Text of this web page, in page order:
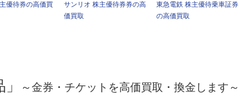
優待券の高価買
サンリオ 株主優待券券の高
価買取
東急電鉄 株主優待乗車証券
の高価買取
～金券・チケットを高価買取・換金します～